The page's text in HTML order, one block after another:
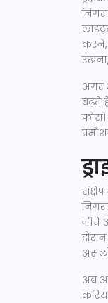
करने,
अगर
बढ़ते
संक्षेप
नीचे
अब